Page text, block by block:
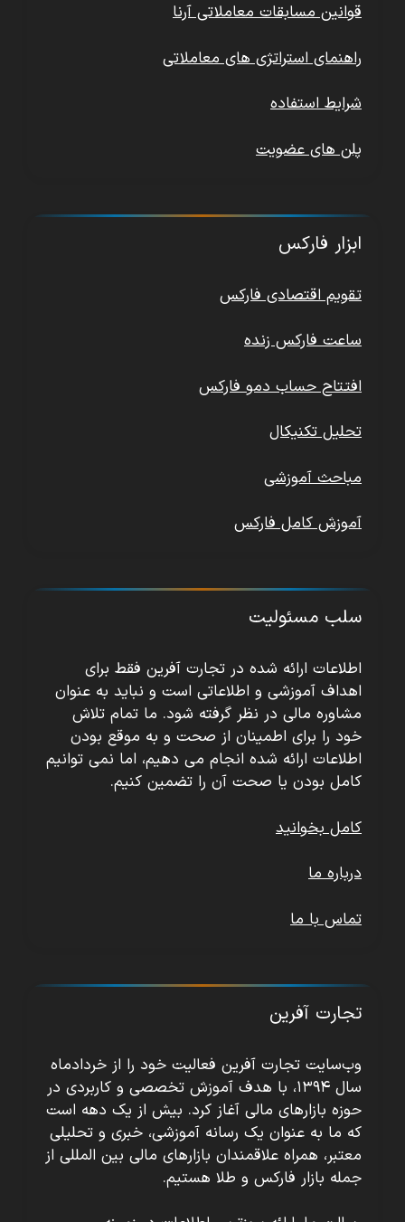
قوانین مسابقات معاملاتی آرنا
راهنمای استراتژی های معاملاتی
شرایط استفاده
پلن های عضویت
ابزار فارکس
تقویم اقتصادی فارکس
ساعت فارکس زنده
افتتاح حساب دمو فارکس
تحلیل تکنیکال
مباحث آموزشی
آموزش کامل فارکس
سلب مسئولیت
اطلاعات ارائه شده در تجارت آفرین فقط برای
اهداف آموزشی و اطلاعاتی است و نباید به عنوان
مشاوره مالی در نظر گرفته شود. ما تمام تلاش
خود را برای اطمینان از صحت و به موقع بودن
اطلاعات ارائه شده انجام می دهیم، اما نمی توانیم
کامل بودن یا صحت آن را تضمین کنیم.
کامل بخوانید
درباره ما
تماس با ما
تجارت آفرین
وب‌سایت تجارت آفرین فعالیت خود را از خردادماه
سال ۱۳۹۴، با هدف آموزش تخصصی و کاربردی در
حوزه بازارهای مالی آغاز کرد. بیش از یک دهه است
که ما به عنوان یک رسانه آموزشی، خبری و تحلیلی
معتبر، همراه علاقمندان بازارهای مالی بین المللی از
جمله بازار فارکس و طلا هستیم.